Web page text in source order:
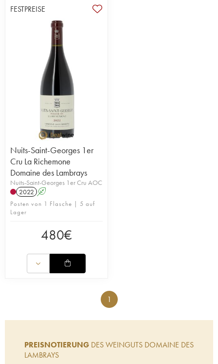
FESTPREISE
Nuits-Saint-Georges 1er
Cru La Richemone
Domaine des Lambrays
Nuits-Saint-Georges 1er Cru AOC
2022 A
Posten von 1 Flasche | 5 auf
Lager
480€
1
PREISNOTIERUNG DES WEINGUTS DOMAINE DES
LAMBRAYS